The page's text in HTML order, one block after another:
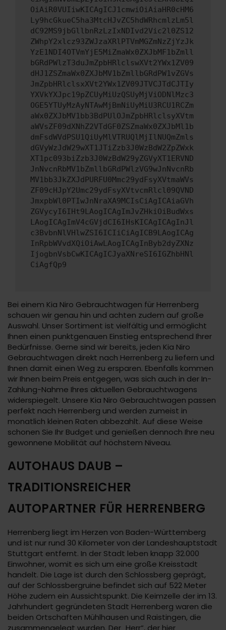
OiAiR0VUIiwKICAgICJ1cmwiOiAiaHR0cHM6
Ly9hcGkueC5ha3MtcHJvZC5hdWRhcmlzLm5l
dC92MS9jbGllbnRzLzIxNDIvd2Vic2l0ZS12
ZWhpY2xlcz93ZWJzaXRlPTVmMGZmNzZjYzJk
YzE1NDI4OTVmYjE5MiZmaWx0ZXJbMF1bZmll
bGRdPWlzT3duJmZpbHRlclswXVt2YWx1ZV09
dHJ1ZSZmaWx0ZXJbMV1bZmllbGRdPW1vZGVs
JmZpbHRlclsxXVt2YWx1ZV09JTVCJTdCJTIy
YXVkYXJpc19pZCUyMiUzQSUyMjViODNlMzc3
OGE5YTUyMzAyNTAwMjBmNiUyMiU3RCU1RCZm
aWx0ZXJbMV1bb3BdPUlOJmZpbHRlclsyXVtm
aWVsZF09dXNhZ2VTdGF0ZSZmaWx0ZXJbMl1b
dmFsdWVdPSU1QiUyMlVTRUQlMjIlNUQmZmls
dGVyWzJdW29wXT1JTiZzb3J0WzBdW2ZpZWxk
XT1pc093biZzb3J0WzBdW29yZGVyXT1ERVND
JnNvcnRbMV1bZmllbGRdPWlzVG9wJnNvcnRb
MV1bb3JkZXJdPURFU0Mmc29ydFsyXVtmaWVs
ZF09cHJpY2Umc29ydFsyXVtvcmRlcl09QVND
JmxpbWl0PTIwJnNraXA9MCIsCiAgICAiaGVh
ZGVycyI6IHt9LAogICAgImJvZHkiOiBudWxs
LAogICAgImV4cGVjdCI6IHsKICAgICAgInJl
c3BvbnNlVHlwZSI6ICIiCiAgICB9LAogICAg
InRpbWVvdXQiOiAwLAogICAgInByb2dyZXNz
IjogbnVsbCwKICAgICJyaXNreSI6IGZhbHNl
CiAgfQp9
Bei einem Kia Niro Gebrauchtwagen für Herrenberg
schauen wir genau hin und achten zudem auf große
Auswahl. Unser Sortiment ist vielfältig und ermöglicht
Ihnen einen punktgenauen Einstieg entsprechend Ihrer
Bedürfnisse. Gerne sind wir bereits, jeden Kia Niro
Gebrauchtwagen direkt nach Herrenberg zu liefern und
Ihnen damit einen Weg zu ersparen. Ebenfalls kommen
wir Ihnen beim Preis entgegen, was sich auch in der In-
Zahlung-Nahme Ihres aktuellen Gebrauchtwagens
widerspiegelt. Unsere Kia Niro Gebrauchtwagen passen
perfekt nach Herrenberg und werden zumeist in
monatlich kleinen Raten abbezahlt. Auf diese Weise
schonen Sie Ihr Budget und genießen dennoch Ihre neu
gewonnene Mobilität auf höchstem Niveau.
AUTOHAUS DAUB –
TRADITIONSREICHER
AUTOPARTNER FÜR HERRENBERG
Herrenberg liegt im Herzen von Baden-Württemberg
und ist nur rund 30 Kilometer von der Landeshauptstadt
Stuttgart entfernt. In der Stadt leben knapp 32.000
Einwohner, womit es sich um eine große Kreisstadt
handelt. Die Lage ist durch den Schlossberg geprägt,
auf der Schlossbergruine befindet sich auf 522 Meter
Höhe zudem ein Aussichtspunkt. Die Keimzelle der im 13.
Jahrhundert gegründeten Stadt Herrenberg waren die
beiden Ortschaften Mühlhausen und Raistingen, die
zusammengelegt wurden. Der „Herr“, der hier